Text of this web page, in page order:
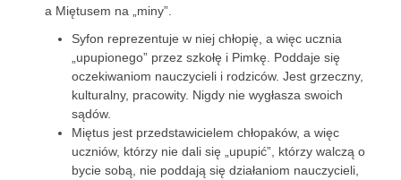
a Miętusem na „miny”.
Syfon reprezentuje w niej chłopię, a więc ucznia
„upupionego” przez szkołę i Pimkę. Poddaje się
oczekiwaniom nauczycieli i rodziców. Jest grzeczny,
kulturalny, pracowity. Nigdy nie wygłasza swoich
sądów.
Miętus jest przedstawicielem chłopaków, a więc
uczniów, którzy nie dali się „upupić”, którzy walczą o
bycie sobą, nie poddają się działaniom nauczycieli,